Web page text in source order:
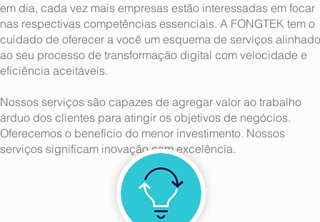
em dia, cada vez mais empresas estão interessadas em focar
nas respectivas competências essenciais. A FONGTEK tem o
cuidado de oferecer a você um esquema de serviços alinhado
ao seu processo de transformação digital com velocidade e
eficiência aceitáveis.
Nossos serviços são capazes de agregar valor ao trabalho
árduo dos clientes para atingir os objetivos de negócios.
Oferecemos o benefício do menor investimento. Nossos
serviços significam inovação com excelência.